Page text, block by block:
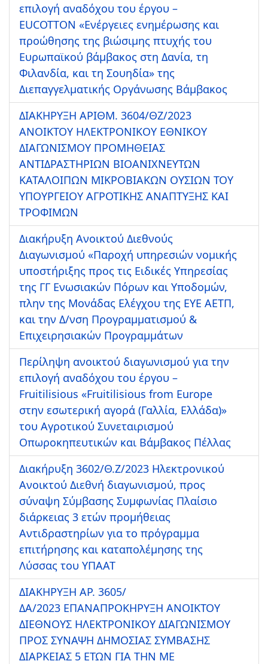
επιλογή αναδόχου του έργου –
EUCOTTON «Ενέργειες ενημέρωσης και
προώθησης της βιώσιμης πτυχής του
Ευρωπαϊκού βάμβακος στη Δανία, τη
Φιλανδία, και τη Σουηδία» της
Διεπαγγελματικής Οργάνωσης Βάμβακος
ΔΙΑΚΗΡΥΞΗ ΑΡIΘΜ. 3604/ΘΖ/2023
ΑΝΟΙΚΤΟΥ ΗΛΕΚΤΡΟΝΙΚΟΥ ΕΘΝΙΚΟΥ
ΔΙΑΓΩΝΙΣΜΟΥ ΠΡΟΜΗΘΕΙΑΣ
ΑΝΤΙΔΡΑΣΤΗΡΙΩΝ ΒΙΟΑΝΙΧΝΕΥΤΩΝ
ΚΑΤΑΛΟΙΠΩΝ ΜΙΚΡΟΒΙΑΚΩΝ ΟΥΣΙΩΝ ΤΟΥ
ΥΠΟΥΡΓΕΙΟΥ ΑΓΡΟΤΙΚΗΣ ΑΝΑΠΤΥΞΗΣ ΚΑΙ
ΤΡΟΦΙΜΩΝ
Διακήρυξη Ανοικτού Διεθνούς
Διαγωνισμού «Παροχή υπηρεσιών νομικής
υποστήριξης προς τις Ειδικές Υπηρεσίας
της ΓΓ Ενωσιακών Πόρων και Υποδομών,
πλην της Μονάδας Ελέγχου της ΕΥΕ ΑΕΤΠ,
και την Δ/νση Προγραμματισμού &
Επιχειρησιακών Προγραμμάτων
Περίληψη ανοικτού διαγωνισμού για την
επιλογή αναδόχου του έργου –
Fruitilisious «Fruitilisious from Europe
στην εσωτερική αγορά (Γαλλία, Ελλάδα)»
του Αγροτικού Συνεταιρισμού
Οπωροκηπευτικών και Βάμβακος Πέλλας
Διακήρυξη 3602/Θ.Ζ/2023 Ηλεκτρονικού
Ανοικτού Διεθνή διαγωνισμού, προς
σύναψη Σύμβασης Συμφωνίας Πλαίσιο
διάρκειας 3 ετών προμήθειας
Αντιδραστηρίων για το πρόγραμμα
επιτήρησης και καταπολέμησης της
Λύσσας του ΥΠΑΑΤ
ΔΙΑΚΗΡΥΞΗ ΑΡ. 3605/
ΔΑ/2023 ΕΠΑΝΑΠΡΟΚΗΡΥΞΗ ΑΝΟΙΚΤΟΥ
ΔΙΕΘΝΟΥΣ ΗΛΕΚΤΡΟΝΙΚΟΥ ΔΙΑΓΩΝΙΣΜΟΥ
ΠΡΟΣ ΣΥΝΑΨΗ ΔΗΜΟΣΙΑΣ ΣΥΜΒΑΣΗΣ
ΔΙΑΡΚΕΙΑΣ 5 ΕΤΩΝ ΓΙΑ ΤΗΝ ΜΕ